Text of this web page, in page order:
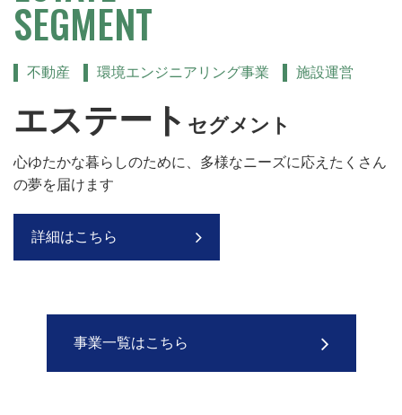
SEGMENT
不動産 環境エンジニアリング事業 施設運営
エステート セグメント
心ゆたかな暮らしのために、多様なニーズに応え たくさん
の夢を届けます
詳細はこちら
事業一覧はこちら